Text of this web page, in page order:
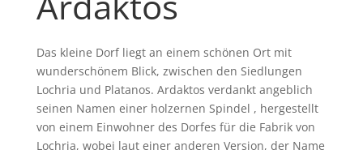
Das kleine Dorf liegt an einem schönen Ort mit
wunderschönem Blick, zwischen den Siedlungen
Lochria und Platanos. Ardaktos verdankt angeblich
seinen Namen einer holzernen Spindel , hergestellt
von einem Einwohner des Dorfes für die Fabrik von
Lochria, wobei laut einer anderen Version, der Name